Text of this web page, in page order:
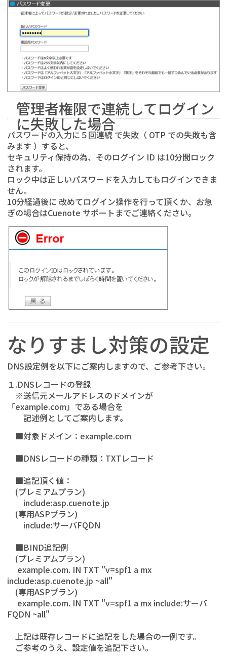
管理者権限で連続してログイン
に失敗した場合
パスワードの入力に５回連続 で失敗（ OTP での失敗も含
みます ）すると、
セキュリティ保持の為、そのログイン ID は10分間ロック
されます。
ロック中は正しいパスワードを入力してもログインできま
せん。
10分経過後に 改めてログイン操作を行って頂くか、お急
ぎの場合はCuenote サポートまでご連絡ください。
なりすまし対策の設定
DNS設定例を以下にご案内しますので、ご参考下さい。
１.DNSレコードの登録
※送信元メールアドレスのドメインが
「example.com」である場合を
記述例としてご案内します。
■対象ドメイン：example.com
■DNSレコードの種類：TXTレコード
■追記頂く値：
(プレミアムプラン)
include:asp.cuenote.jp
(専用ASPプラン)
include:サーバFQDN
■BIND追記例
(プレミアムプラン)
example.com. IN TXT "v=spf1 a mx
include:asp.cuenote.jp ~all"
(専用ASPプラン)
example.com. IN TXT "v=spf1 a mx include:サーバ
FQDN ~all"
上記は既存レコードに追記をした場合の一例です。
ご参考のうえ、設定値を追記下さい。